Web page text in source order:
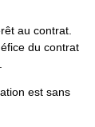
au contrat.
du contrat
est sans